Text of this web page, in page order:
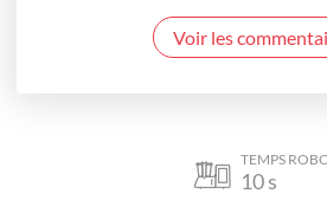
Voir les
TEMPS
10s